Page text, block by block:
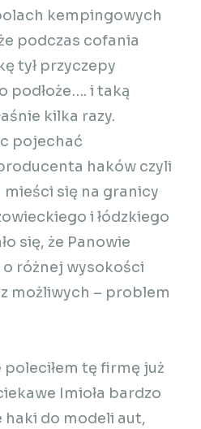
kempingowych
podczas cofania
tył przyczepy
podłoże…. i taką
kilka razy.
pojechać
haków czyli
się na granicy
i łódzkiego
się, że Panowie
różnej wysokości
możliwych – problem
poleciłem tę firmę już
Imioła bardzo
do modeli aut,